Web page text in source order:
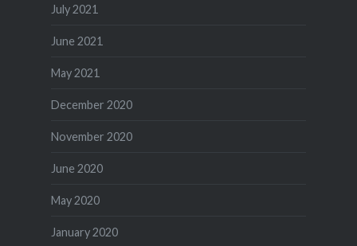
July 2021
June 2021
May 2021
December 2020
November 2020
June 2020
May 2020
January 2020